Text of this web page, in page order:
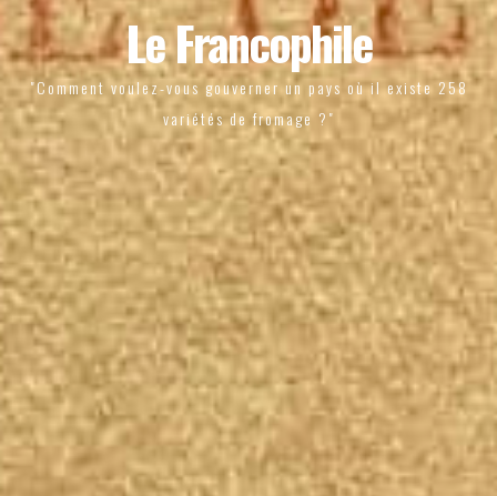
Le Francophile
"Comment voulez-vous gouverner un pays où il existe 258
variétés de fromage ?"